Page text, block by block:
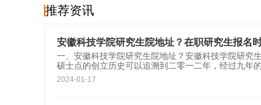
推荐资讯
安徽科技学院研究生院地址？在职研究生报名
一、安徽科技学院研究生院地址？安徽科技学院研究
硕士点的创立历史可以追溯到二零一二年，经过九年
2024-01-17